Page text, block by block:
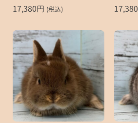
17,380円 (税込)
17,380